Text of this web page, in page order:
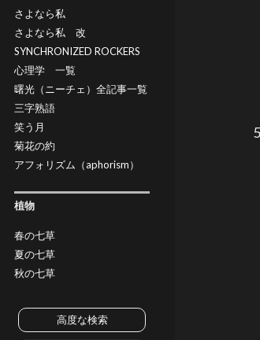
さよなら私
さよなら私 改
SYNCHRONIZED ROCKERS
心理学 一覧
曙光（ニーチェ）全記事一覧
三字熟語
笑う月
菊花の約
アフォリズム（aphorism）
植物
春の七草
夏の七草
秋の七草
高度な検索